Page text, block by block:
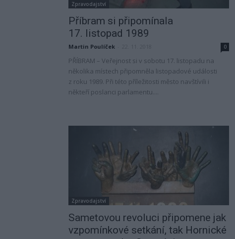
Zpravodajství
Příbram si připomínala
17. listopad 1989
Martin Poulíček 0
PŘÍBRAM – Veřejnost si v sobotu 17. listopadu na
několika místech připomněla listopadové události
z roku 1989. Při této příležitosti město navštívili i
někteří poslanci parlamentu....
Zpravodajství
Sametovou revoluci připomene jak
vzpomínkové setkání, tak Hornické